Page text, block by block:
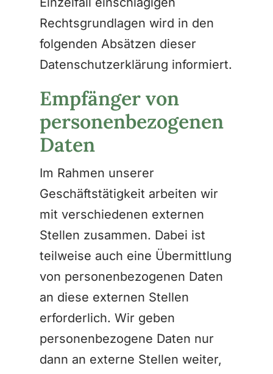
Rechtsgrundlagen wird in den
folgenden Absätzen dieser
Datenschutzerklärung informiert.
Empfänger von
personenbezogenen
Daten
Im Rahmen unserer
Geschäftstätigkeit arbeiten wir
mit verschiedenen externen
Stellen zusammen. Dabei ist
teilweise auch eine Übermittlung
von personenbezogenen Daten
an diese externen Stellen
erforderlich. Wir geben
personenbezogene Daten nur
dann an externe Stellen weiter,